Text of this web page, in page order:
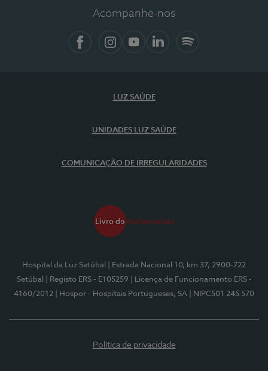
Acompanhe-nos
LUZ SAÚDE
UNIDADES LUZ SAÚDE
COMUNICAÇÃO DE IRREGULARIDADES
Hospital da Luz Setúbal
| Estrada Nacional 10, km 37, 2900-722
Setúbal
| Registo ERS - E105259
| Licença de Funcionamento ERS -
4160/2012
| Hospor - Hospitais Portugueses, SA | NIPC501 245 570
Política de privacidade